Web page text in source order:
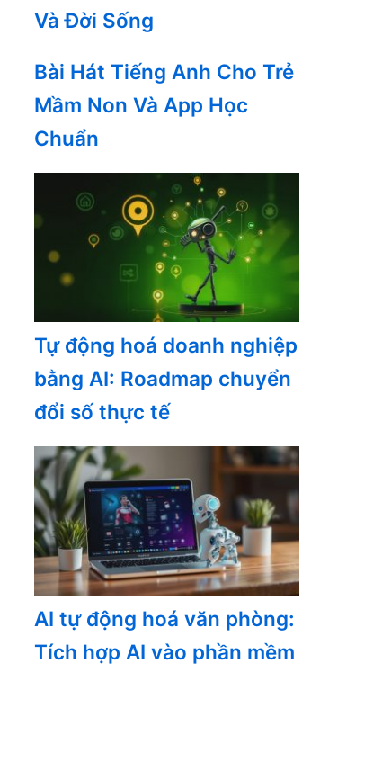
Và Đời Sống
Bài Hát Tiếng Anh Cho Trẻ
Mầm Non Và App Học
Chuẩn
Tự động hoá doanh nghiệp
bằng AI: Roadmap chuyển
đổi số thực tế
AI tự động hoá văn phòng:
Tích hợp AI vào phần mềm